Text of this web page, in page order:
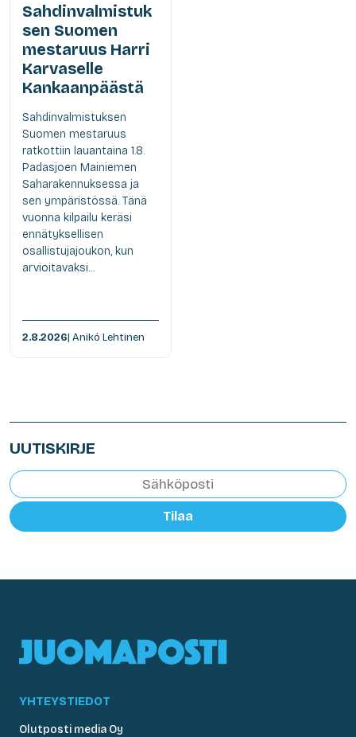
Sahdinvalmistuk
sen Suomen
mestaruus Harri
Karvaselle
Kankaanpäästä
Sahdinvalmistuksen
Suomen mestaruus
ratkottiin lauantaina 1.8.
Padasjoen Mainiemen
Saharakennuksessa ja
sen ympäristössä. Tänä
vuonna kilpailu keräsi
ennätyksellisen
osallistujajoukon, kun
arvioitavaksi...
2.8.2026| Anikó Lehtinen
UUTISKIRJE
Tilaa
YHTEYSTIEDOT
Olutposti media Oy